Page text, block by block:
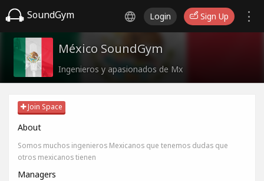
SoundGym Login Sign Up
México SoundGym
Ingenieros y apasionados de Mx
Join Space
About
Somos muchos ingenieros Mexicanos que tenemos dudas que
otros mexicanos tienen
Managers